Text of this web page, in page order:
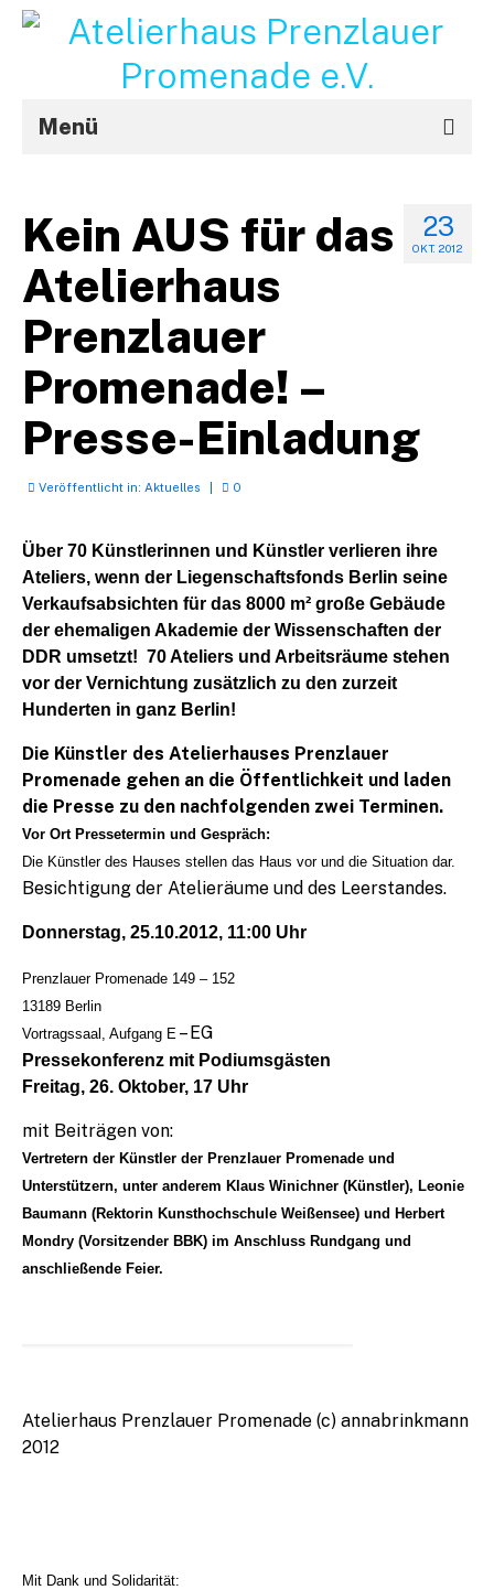
Menü
Projekte
STRouX
Über uns
23
OKT. 2012
Kein AUS für das
Atelierhaus
Prenzlauer
Promenade! –
Presse-Einladung
Veröffentlicht in: Aktuelles 0
Über 70 Künstlerinnen und Künstler verlieren ihre
Ateliers, wenn der Liegenschaftsfonds Berlin seine
Verkaufsabsichten für das 8000 m² große Gebäude
der ehemaligen Akademie der Wissenschaften der
DDR umsetzt! 70 Ateliers und Arbeitsräume stehen
vor der Vernichtung zusätzlich zu den zurzeit
Hunderten in ganz Berlin!
Die Künstler des Atelierhauses Prenzlauer
Promenade gehen an die Öffentlichkeit und laden
die Presse zu den nachfolgenden zwei Terminen.
Vor Ort Pressetermin und Gespräch:
Die Künstler des Hauses stellen das Haus vor und die Situation dar.
Besichtigung der Atelieräume und des Leerstandes.
Donnerstag, 25.10.2012, 11:00 Uhr
Prenzlauer Promenade 149 – 152
13189 Berlin
Vortragssaal, Aufgang E – EG
Pressekonferenz mit Podiumsgästen
Freitag, 26. Oktober, 17 Uhr
mit Beiträgen von:
Vertretern der Künstler der Prenzlauer Promenade und
Unterstützern, unter anderem Klaus Winichner (Künstler), Leonie
Baumann (Rektorin Kunsthochschule Weißensee) und Herbert
Mondry (Vorsitzender BBK) im Anschluss Rundgang und
anschließende Feier.
Atelierhaus Prenzlauer Promenade (c) annabrinkmann
2012
Mit Dank und Solidarität: